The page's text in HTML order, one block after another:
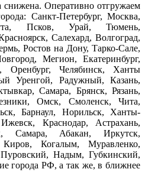
снижена. Оперативно отгружаем
Санкт-Петербург, Москва,
Псков, Урай, Тюмень,
Салехард, Волгоград,
Ростов на Дону, Тарко-Сале,
Мегион, Екатеринбург,
Оренбург, Челябинск, Ханты
Уренгой, Радужный, Казань,
Самара, Брянск, Рязань,
Омск, Смоленск, Чита,
Барнаул, Норильск, Ханты-
Краснодар, Астрахань,
Самара, Абакан, Иркутск,
Киров, Когалым, Муравленко,
Надым, Губкинский,
города РФ, а так же, в ближнее